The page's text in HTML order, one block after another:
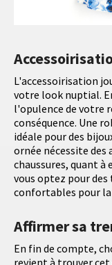
L'accessoirisation
votre look nuptial.
l'opulence de votre
conséquence. Une
idéale pour des
ornée nécessite des
chaussures, quant à
vous optez pour
confortables pour la
Affirmer sa
En fin de compte,